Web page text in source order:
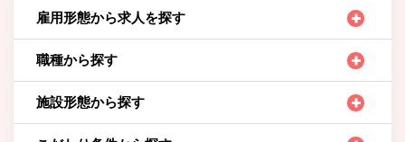
雇用形態から求人を探す
職種から探す
施設形態から探す